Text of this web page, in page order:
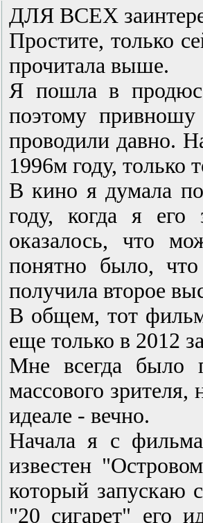
ДЛЯ ВСЕХ
Простите, только
прочитала выше.
Я пошла в
поэтому
проводили давно.
1996м году, только
В кино я думала
году, когда я его
оказалось, что
понятно было,
получила второе
В общем, тот
еще только в 2012
Мне всегда было
массового
идеале - вечно.
Начала я с
известен
который запускаю
"20 сигарет" его